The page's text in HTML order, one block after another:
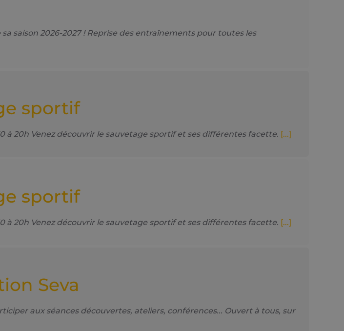
saison 2026-2027 ! Reprise des entraînements pour toutes les
sportif
à 20h Venez découvrir le sauvetage sportif et ses différentes facette. [...]
sportif
à 20h Venez découvrir le sauvetage sportif et ses différentes facette. [...]
Seva
aux séances découvertes, ateliers, conférences... Ouvert à tous, sur